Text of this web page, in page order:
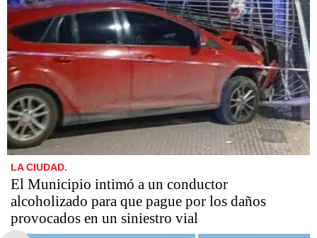
LA CIUDAD.
El Municipio intimó a un conductor
alcoholizado para que pague por los daños
provocados en un siniestro vial